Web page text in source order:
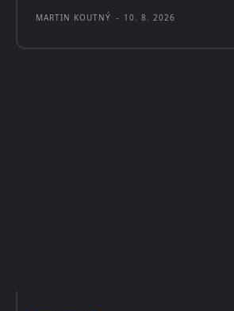
MARTIN KOUTNÝ - 10. 8. 2026